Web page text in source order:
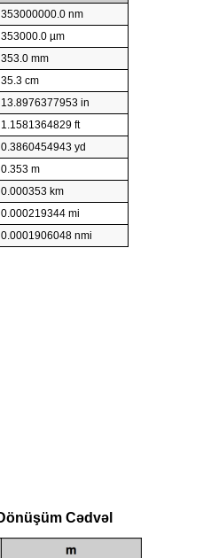
353000000.0 nm
353000.0 µm
353.0 mm
35.3 cm
13.8976377953 in
1.1581364829 ft
0.3860454943 yd
0.353 m
0.000353 km
0.000219344 mi
0.0001906048 nmi
Cədvəl